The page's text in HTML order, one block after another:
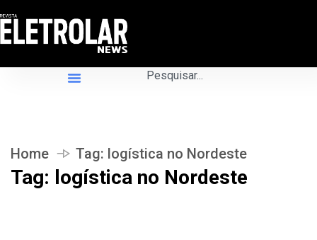
Home Tag: logística no Nordeste
Tag: logística no Nordeste